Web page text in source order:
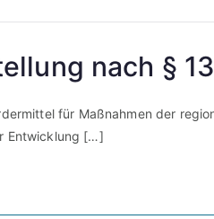
nach §
für Maßnahmen der
Entwicklung […]